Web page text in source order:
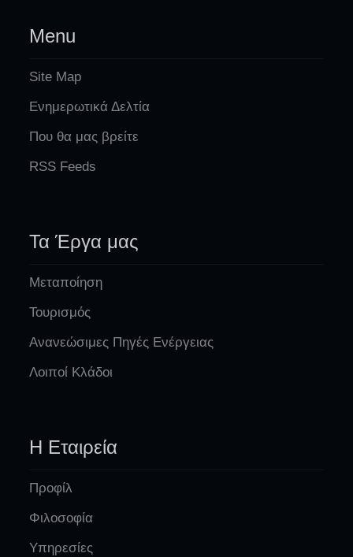
Menu
Site Map
Ενημερωτικά Δελτία
Που θα μας βρείτε
RSS Feeds
Τα Έργα μας
Μεταποίηση
Τουρισμός
Ανανεώσιμες Πηγές Ενέργειας
Λοιποί Κλάδοι
Η Εταιρεία
Προφίλ
Φιλοσοφία
Υπηρεσίες